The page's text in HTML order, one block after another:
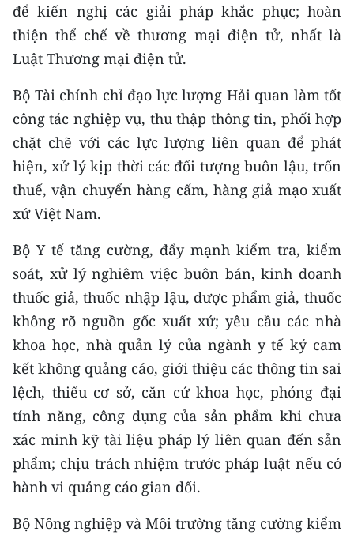
để kiến nghị các giải pháp khắc phục; hoàn
thiện thể chế về thương mại điện tử, nhất là
Luật Thương mại điện tử.
Bộ Tài chính chỉ đạo lực lượng Hải quan làm tốt
công tác nghiệp vụ, thu thập thông tin, phối hợp
chặt chẽ với các lực lượng liên quan để phát
hiện, xử lý kịp thời các đối tượng buôn lậu, trốn
thuế, vận chuyển hàng cấm, hàng giả mạo xuất
xứ Việt Nam.
Bộ Y tế tăng cường, đẩy mạnh kiểm tra, kiểm
soát, xử lý nghiêm việc buôn bán, kinh doanh
thuốc giả, thuốc nhập lậu, dược phẩm giả, thuốc
không rõ nguồn gốc xuất xứ; yêu cầu các nhà
khoa học, nhà quản lý của ngành y tế ký cam
kết không quảng cáo, giới thiệu các thông tin sai
lệch, thiếu cơ sở, căn cứ khoa học, phóng đại
tính năng, công dụng của sản phẩm khi chưa
xác minh kỹ tài liệu pháp lý liên quan đến sản
phẩm; chịu trách nhiệm trước pháp luật nếu có
hành vi quảng cáo gian dối.
Bộ Nông nghiệp và Môi trường tăng cường kiểm